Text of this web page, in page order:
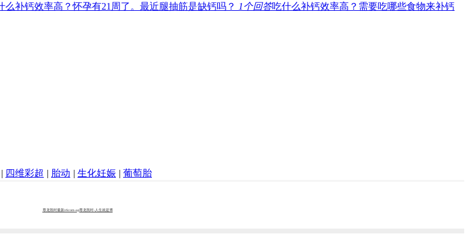
么补钙效率高？怀孕有21周了。最近腿抽筋是缺钙吗？ 1个回答吃什么补钙效率高？需要吃哪些食物来补钙
| 四维彩超 | 胎动 | 生化妊娠 | 葡萄胎
尊龙凯时最新z6com-ag尊龙凯时-人生就是博